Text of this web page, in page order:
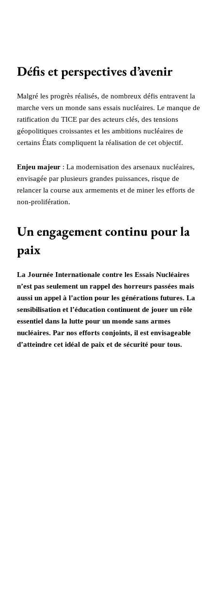
Défis et perspectives d’avenir
Malgré les progrès réalisés, de nombreux défis entravent la
marche vers un monde sans essais nucléaires. Le manque de
ratification du TICE par des acteurs clés, des tensions
géopolitiques croissantes et les ambitions nucléaires de
certains États compliquent la réalisation de cet objectif.
Enjeu majeur : La modernisation des arsenaux nucléaires,
envisagée par plusieurs grandes puissances, risque de
relancer la course aux armements et de miner les efforts de
non-prolifération.
Un engagement continu pour la
paix
La Journée Internationale contre les Essais Nucléaires
n’est pas seulement un rappel des horreurs passées mais
aussi un appel à l’action pour les générations futures. La
sensibilisation et l’éducation continuent de jouer un rôle
essentiel dans la lutte pour un monde sans armes
nucléaires. Par nos efforts conjoints, il est envisageable
d’atteindre cet idéal de paix et de sécurité pour tous.